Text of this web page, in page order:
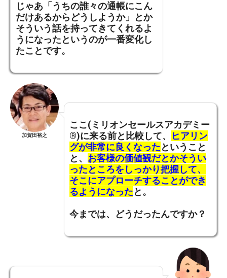
じゃあ「うちの誰々の通帳にこん
だけあるからどうしようか」とか
そういう話を持ってきてくれるよ
うになったというのが一番変化し
たことです。
加賀田裕之
ここ(ミリオンセールスアカデミー
®)に来る前と比較して、
ヒアリン
グが非常に良くなったということ
と、 お客様の価値観だとかそうい
ったところをしっかり把握して、
そこにアプローチすることができ
るようになったと。
今までは、どうだったんですか？